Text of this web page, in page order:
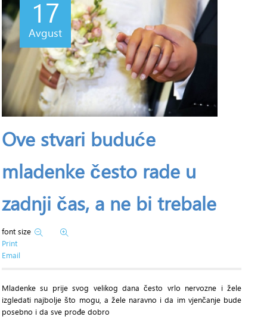
17
Avgust
Ove stvari buduće
mladenke često rade u
zadnji čas, a ne bi trebale
font size
Print
Email
Mladenke su prije svog velikog dana često vrlo nervozne i žele
izgledati najbolje što mogu, a žele naravno i da im vjenčanje bude
posebno i da sve prođe dobro